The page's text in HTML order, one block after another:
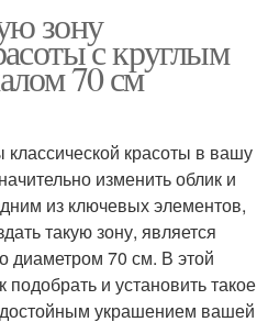
зону
с круглым
70 см
красоты в вашу
изменить облик и
из ключевых элементов,
такую зону, является
диаметром 70 см. В этой
и установить такое
украшением вашей